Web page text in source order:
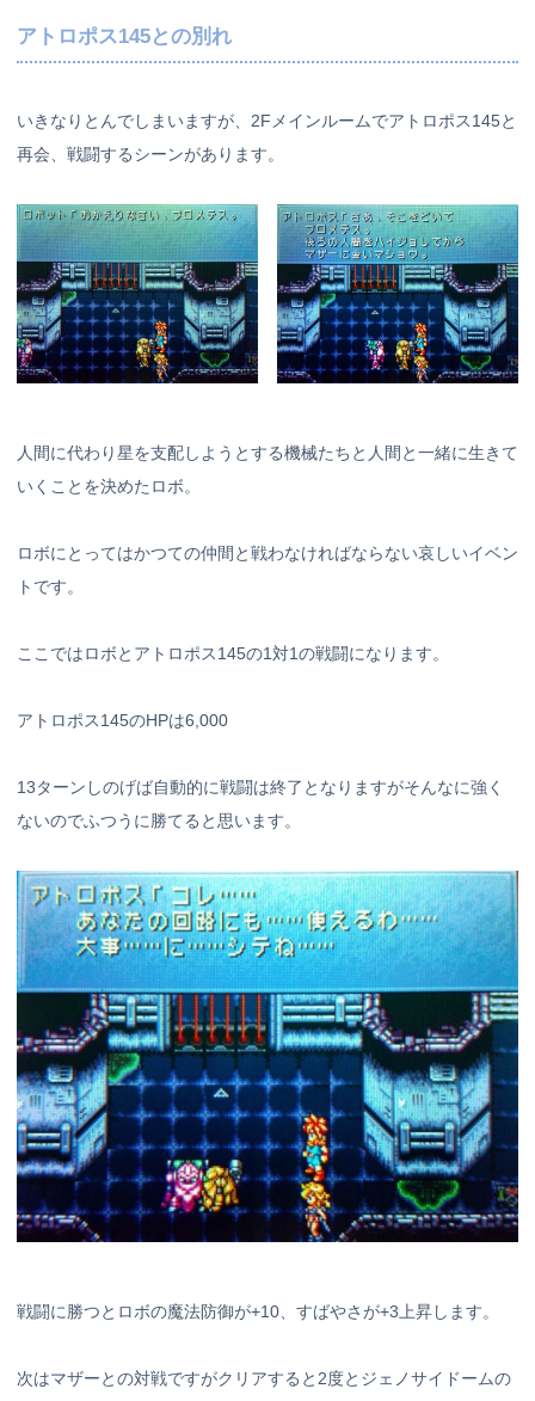
アトロポス145との別れ
いきなりとんでしまいますが、2Fメインルームでアトロポス145と
再会、戦闘するシーンがあります。
人間に代わり星を支配しようとする機械たちと人間と一緒に生きて
いくことを決めたロボ。
ロボにとってはかつての仲間と戦わなければならない哀しいイベン
トです。
ここではロボとアトロポス145の1対1の戦闘になります。
アトロポス145のHPは6,000
13ターンしのげば自動的に戦闘は終了となりますがそんなに強く
ないのでふつうに勝てると思います。
戦闘に勝つとロボの魔法防御が+10、すばやさが+3上昇します。
次はマザーとの対戦ですがクリアすると2度とジェノサイドームの